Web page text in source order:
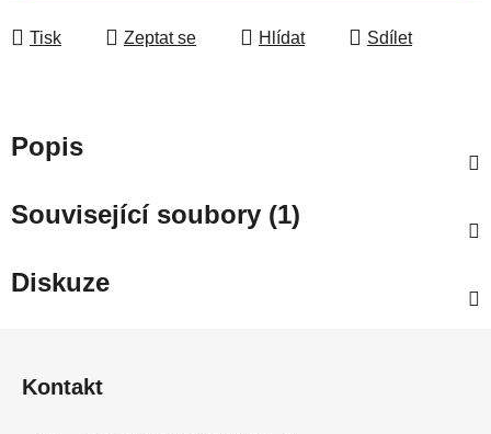
Tisk Zeptat se Hlídat Sdílet
Popis
Související soubory (1)
Diskuze
Kontakt